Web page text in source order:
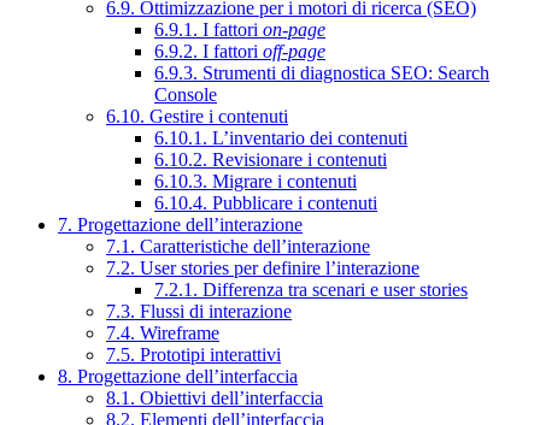
6.9. Ottimizzazione per i motori di ricerca (SEO)
6.9.1. I fattori on-page
6.9.2. I fattori off-page
6.9.3. Strumenti di diagnostica SEO: Search
Console
6.10. Gestire i contenuti
6.10.1. L’inventario dei contenuti
6.10.2. Revisionare i contenuti
6.10.3. Migrare i contenuti
6.10.4. Pubblicare i contenuti
7. Progettazione dell’interazione
7.1. Caratteristiche dell’interazione
7.2. User stories per definire l’interazione
7.2.1. Differenza tra scenari e user stories
7.3. Flussi di interazione
7.4. Wireframe
7.5. Prototipi interattivi
8. Progettazione dell’interfaccia
8.1. Obiettivi dell’interfaccia
8.2. Elementi dell’interfaccia